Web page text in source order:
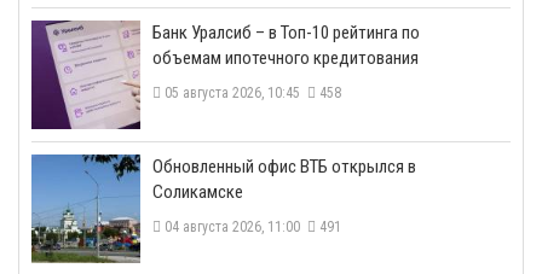
​Банк Уралсиб – в Топ-10 рейтинга по
объемам ипотечного кредитования
05 августа 2026, 10:45 458
​Обновленный офис ВТБ открылся в
Соликамске
04 августа 2026, 11:00 491